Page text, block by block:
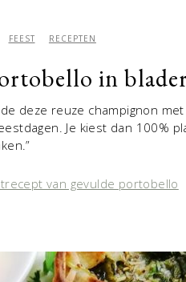
FEEST RECEPTEN
in
deze reuze champignon
Je kiest dan 100%
van gevulde portobello